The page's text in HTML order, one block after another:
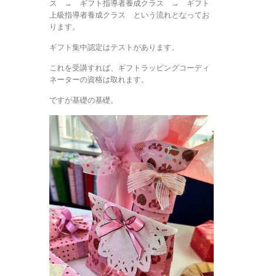
ス → ギフト指導者養成クラス → ギフト
上級指導者養成クラス という流れとなってお
ります。
ギフト集中認定はテストがあります。
これを受講すれば、ギフトラッピングコーディ
ネーターの資格は取れます。
ですが基礎の基礎。